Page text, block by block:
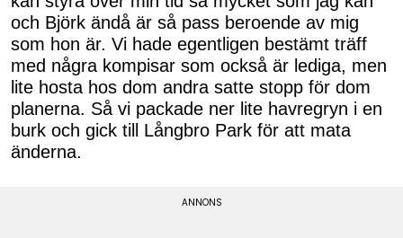
och Björk ändå är så pass beroende av mig
som hon är. Vi hade egentligen bestämt träff
med några kompisar som också är lediga, men
lite hosta hos dom andra satte stopp för dom
planerna. Så vi packade ner lite havregryn i en
burk och gick till Långbro Park för att mata
änderna.